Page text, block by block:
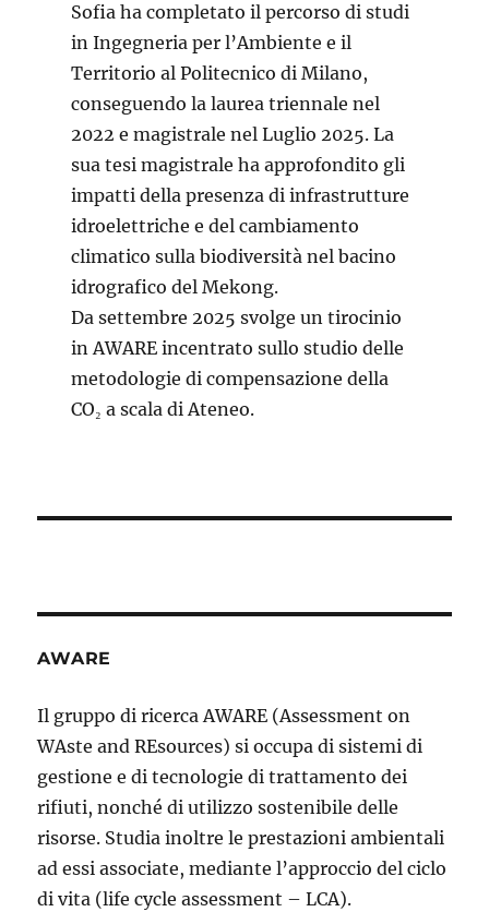
Sofia ha completato il percorso di studi
in Ingegneria per l’Ambiente e il
Territorio al Politecnico di Milano,
conseguendo la laurea triennale nel
2022 e magistrale nel Luglio 2025. La
sua tesi magistrale ha approfondito gli
impatti della presenza di infrastrutture
idroelettriche e del cambiamento
climatico sulla biodiversità nel bacino
idrografico del Mekong.
Da settembre 2025 svolge un tirocinio
in AWARE incentrato sullo studio delle
metodologie di compensazione della
CO₂ a scala di Ateneo.
AWARE
Il gruppo di ricerca AWARE (Assessment on
WAste and REsources) si occupa di sistemi di
gestione e di tecnologie di trattamento dei
rifiuti, nonché di utilizzo sostenibile delle
risorse. Studia inoltre le prestazioni ambientali
ad essi associate, mediante l’approccio del ciclo
di vita (life cycle assessment – LCA).